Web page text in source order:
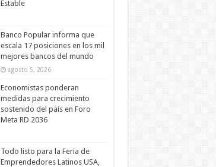
Estable
Banco Popular informa que
escala 17 posiciones en los mil
mejores bancos del mundo
agosto 5, 2026
Economistas ponderan
medidas para crecimiento
sostenido del país en Foro
Meta RD 2036
Todo listo para la Feria de
Emprendedores Latinos USA,